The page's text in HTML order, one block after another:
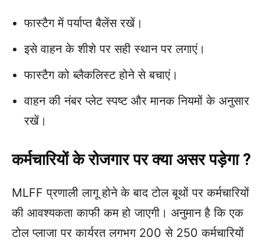
फास्टैग में पर्याप्त बैलेंस रखें।
इसे वाहन के शीशे पर सही स्थान पर लगाएं।
फास्टैग को ब्लैकलिस्ट होने से बचाएं।
वाहन की नंबर प्लेट स्पष्ट और मानक नियमों के अनुसार
रखें।
कर्मचारियों के रोजगार पर क्या असर पड़ेगा ?
MLFF प्रणाली लागू होने के बाद टोल बूथों पर कर्मचारियों
की आवश्यकता काफी कम हो जाएगी। अनुमान है कि एक
टोल प्लाजा पर कार्यरत लगभग 200 से 250 कर्मचारियों